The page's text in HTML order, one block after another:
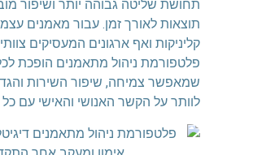
תחושת שליטה גבוהה יותר ושיפור
תוצאות לאורך זמן. עבור מאמנים
קליניקות ואף ארגונים המעסיקים
פלטפורמת ניהול מתאמנים הופכת
שמאפשר צמיחה, שיפור השירות
לוותר על הקשר האנושי והאישי עם